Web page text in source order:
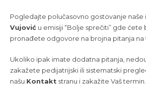
Pogledajte polučasovno gostovanje naše
Vujović u emisiji “Bolje sprečiti” gde
pronađete odgovore na brojna pitanja na
Ukoliko ipak imate dodatna pitanja,
zakažete pedijatrijski ili sistematski
našu Kontakt stranu i zakažite Vaš termin.